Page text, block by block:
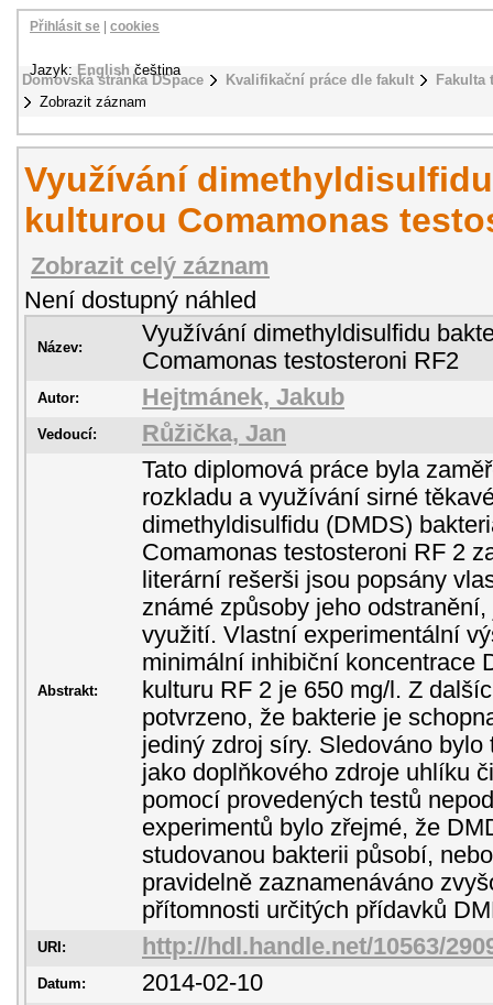
Domovská stránka DSpace Kvalifikační práce dle fakult
Fakulta
Zobrazit záznam
Přihlásit se cookies
Jazyk: English čeština
Využívání
kulturou Comamonas
Zobrazit celý záznam
Není dostupný náhled
Název:
Využívání dimethyldisulfidu
Comamonas testosteroni RF2
Autor: Hejtmánek, Jakub
Vedoucí: Růžička, Jan
Abstrakt:
Tato diplomová práce byla
rozkladu a využívání sirné
dimethyldisulfidu (DMDS)
Comamonas testosteroni RF 2
literární rešerši jsou popsány
známé způsoby jeho
využití. Vlastní experimentální
minimální inhibiční koncentrace
kulturu RF 2 je 650 mg/l. Z
potvrzeno, že bakterie je
jediný zdroj síry. Sledováno
jako doplňkového zdroje uhlíku
pomocí provedených testů
experimentů bylo zřejmé, že
studovanou bakterii působí,
pravidelně zaznamenáváno
přítomnosti určitých přídavků
URI: http://hdl.handle.net/10563/
Datum: 2014-02-10